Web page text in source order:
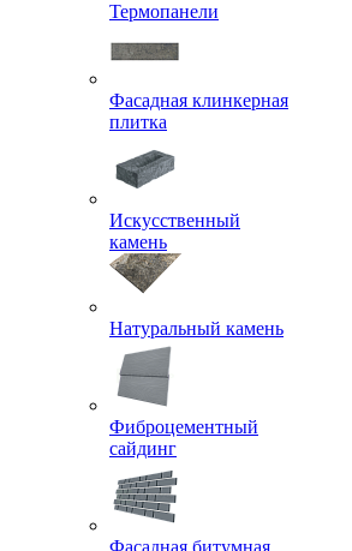
Термопанели
Фасадная клинкерная
плитка
Искусственный
камень
Натуральный камень
Фиброцементный
сайдинг
Фасадная битумная